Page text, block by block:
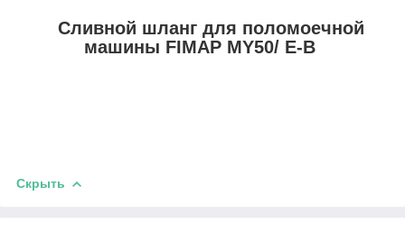
Сливной шланг для поломоечной
машины FIMAP MY50/ Е-B
Скрыть